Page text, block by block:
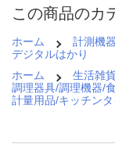
この商品のカ
ホーム 計測機器
デジタルはかり
ホーム
生活雑
調理器具/調理機器/
計量用品/キッチン